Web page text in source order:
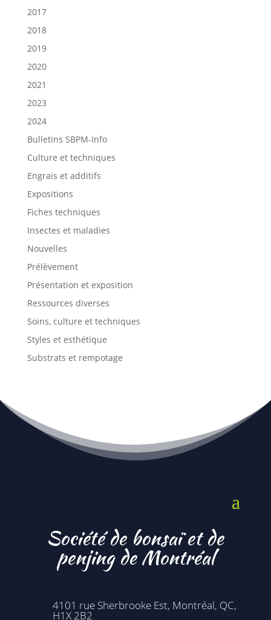
2017
2018
2019
2020
2021
2023
2024
Bulletins SBPM-Info
Culture et techniques
Engrais et additifs
Expositions
Fiches techniques
Insectes et maladies
Nouvelles
Prélèvement
Présentation et exposition
Ressources diverses
Soins, culture et techniques
Styles et esthétique
Substrats et rempotage
Société de bonsaï et de
penjing de Montréal
4101 rue Sherbrooke Est, Montréal, QC,
H1X 2B2